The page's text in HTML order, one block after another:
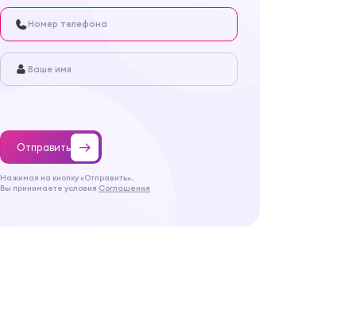
Отправить
Нажимая на кнопку «Отправить»,
Вы принимаете условия Соглашения